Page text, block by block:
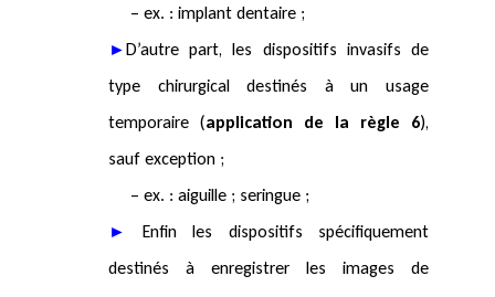
– ex. : implant dentaire ;
►D’autre part, les dispositifs invasifs de
type chirurgical destinés à un usage
temporaire (application de la règle 6),
sauf exception ;
– ex. : aiguille ; seringue ;
► Enfin les dispositifs spécifiquement
destinés à enregistrer les images de